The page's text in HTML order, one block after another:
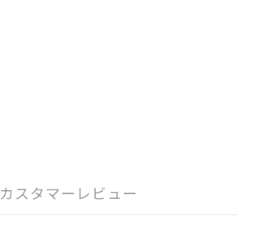
カスタマーレビュー